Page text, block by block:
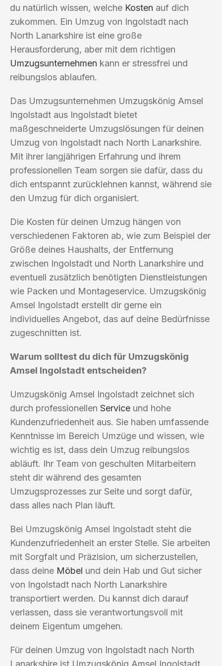
du natürlich wissen, welche Kosten auf dich
zukommen. Ein Umzug von Ingolstadt nach
North Lanarkshire ist eine große
Herausforderung, aber mit dem richtigen
Umzugsunternehmen kann er stressfrei und
reibungslos ablaufen.
Das Umzugsunternehmen Umzugskönig Amsel
Ingolstadt aus Ingolstadt bietet
maßgeschneiderte Umzugslösungen für deinen
Umzug von Ingolstadt nach North Lanarkshire.
Mit ihrer langjährigen Erfahrung und ihrem
professionellen Team sorgen sie dafür, dass du
dich entspannt zurücklehnen kannst, während sie
den Umzug für dich organisiert.
Die Kosten für deinen Umzug hängen von
verschiedenen Faktoren ab, wie zum Beispiel der
Größe deines Haushalts, der Entfernung
zwischen Ingolstadt und North Lanarkshire und
eventuell zusätzlich benötigten Dienstleistungen
wie Packen und Montageservice. Umzugskönig
Amsel Ingolstadt erstellt dir gerne ein
individuelles Angebot, das auf deine Bedürfnisse
zugeschnitten ist.
Warum solltest du dich für Umzugskönig
Amsel Ingolstadt entscheiden?
Umzugskönig Amsel Ingolstadt zeichnet sich
durch professionellen Service und hohe
Kundenzufriedenheit aus. Sie haben umfassende
Kenntnisse im Bereich Umzüge und wissen, wie
wichtig es ist, dass dein Umzug reibungslos
abläuft. Ihr Team von geschulten Mitarbeitern
steht dir während des gesamten
Umzugsprozesses zur Seite und sorgt dafür,
dass alles nach Plan läuft.
Bei Umzugskönig Amsel Ingolstadt steht die
Kundenzufriedenheit an erster Stelle. Sie arbeiten
mit Sorgfalt und Präzision, um sicherzustellen,
dass deine Möbel und dein Hab und Gut sicher
von Ingolstadt nach North Lanarkshire
transportiert werden. Du kannst dich darauf
verlassen, dass sie verantwortungsvoll mit
deinem Eigentum umgehen.
Für deinen Umzug von Ingolstadt nach North
Lanarkshire ist Umzugskönig Amsel Ingolstadt